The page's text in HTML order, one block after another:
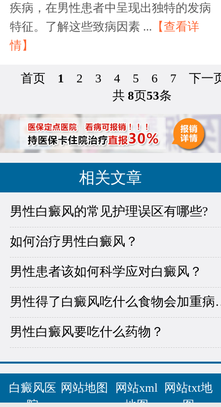
疾病，在男性患者中呈现出独特的发病
特征。了解这些致病因素 ... 【查看详
情】
首页 1 2 3 4 5 6 7
下一
共 8页53条
相关文章
男性白癜风的常见护理误区有哪些?
如何治疗男性白癜风？
男性患者该如何科学应对白癜风？
男性得了
男性白癜风要吃什么药物？
白癜风医 网站地图
网站xml
网站txt地